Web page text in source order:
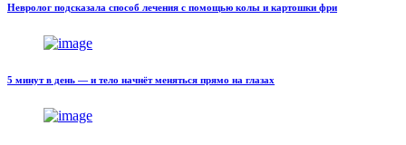
Невролог подсказала способ лечения с помощью колы и картошки фри
5 минут в день — и тело начнёт меняться прямо на глазах